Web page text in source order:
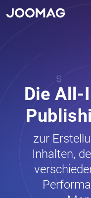
Die All-
zur
Inhalten,